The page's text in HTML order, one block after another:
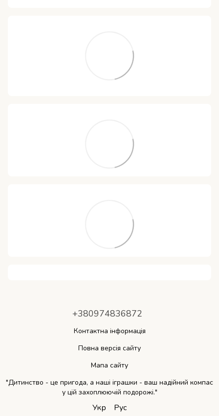
+380974836872
Контактна інформація
Повна версія сайту
Мапа сайту
"Дитинство - це пригода, а наші іграшки - ваш надійний компас
у цій захоплюючій подорожі."
Укр Рус